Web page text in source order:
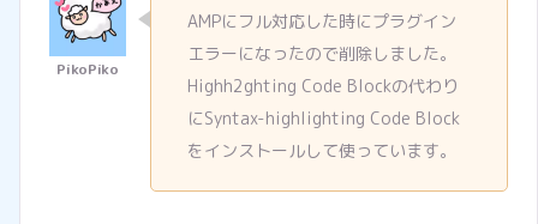
AMPにフル対応した時にプラグイン
エラーになったので削除しました。
Highh2ghting Code Blockの代わり
にSyntax-highlighting Code Block
をインストールして使っています。